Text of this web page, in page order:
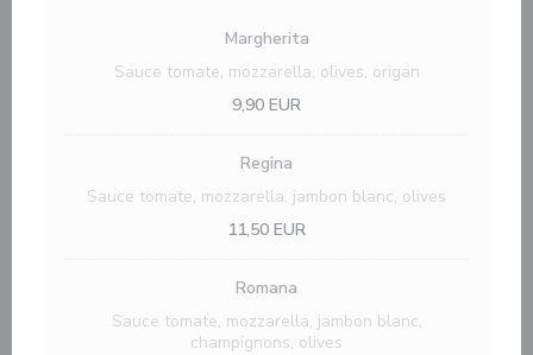
Margherita
Sauce tomate, mozzarella, olives, origan
9,90 EUR
Regina
Sauce tomate, mozzarella, jambon blanc, olives
11,50 EUR
Romana
Sauce tomate, mozzarella, jambon blanc,
champignons, olives